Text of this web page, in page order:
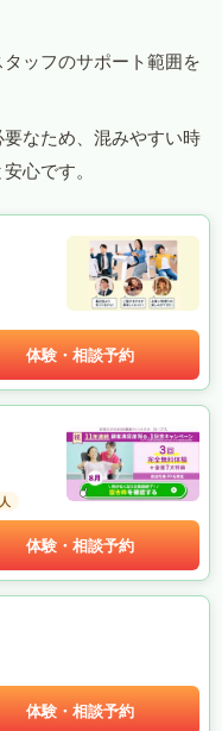
ッフのサポート範囲を
なため、混みやすい時
心です。
体験・相談予約
体験・相談予約
体験・相談予約